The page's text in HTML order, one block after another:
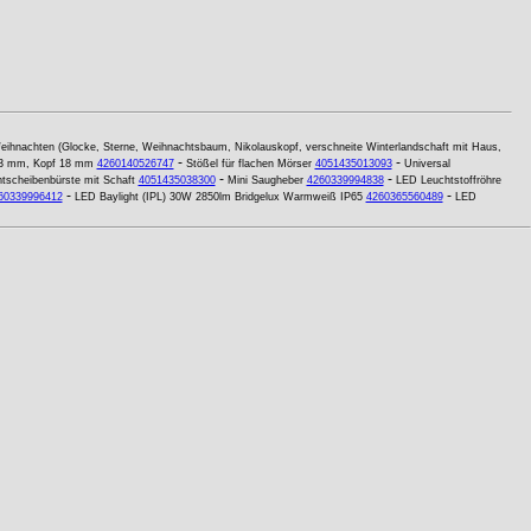
(Glocke, Sterne, Weihnachtsbaum, Nikolauskopf, verschneite Winterlandschaft mit Haus,
mm, Kopf 18 mm 4260140526747- Stößel für flachen Mörser 4051435013093- Universal
mit Schaft 4051435038300- Mini Saugheber 4260339994838- LED Leuchtstoffröhre
- LED Baylight (IPL) 30W 2850lm Bridgelux Warmweiß IP65 4260365560489- LED